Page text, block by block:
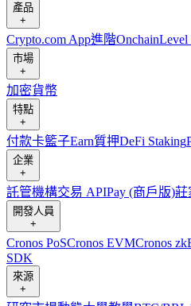
產品
+
Crypto.com App進階OnchainLevel
市場
+
加密貨幣
特點
+
付款卡籃子Earn質押DeFi Staking
企業
+
託管機構交易 APIPay (商戶版)莊
開發人員
+
Cronos PoSCronos EVMCronos
SDK
來源
+